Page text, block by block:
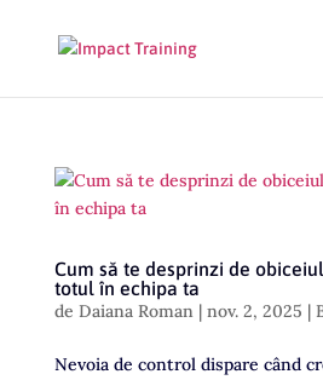
Cum să te desprinzi de
totul în echipa ta
de Daiana Roman| nov. 2, 2025 |
Nevoia de control dispare când